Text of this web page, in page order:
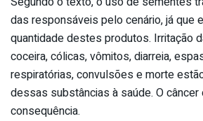
das responsáveis pelo cenário, já que
quantidade destes produtos. Irritação
coceira, cólicas, vômitos, diarreia,
respiratórias, convulsões e morte
dessas substâncias à saúde. O câncer
consequência.